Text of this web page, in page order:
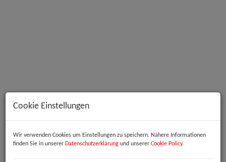
Beschreibung
Cookie Einstellungen
Wir verwenden Cookies um Einstellungen zu speichern. Nähere Informationen
finden Sie in unserer Datenschutzerklärung und unserer Cookie Policy.